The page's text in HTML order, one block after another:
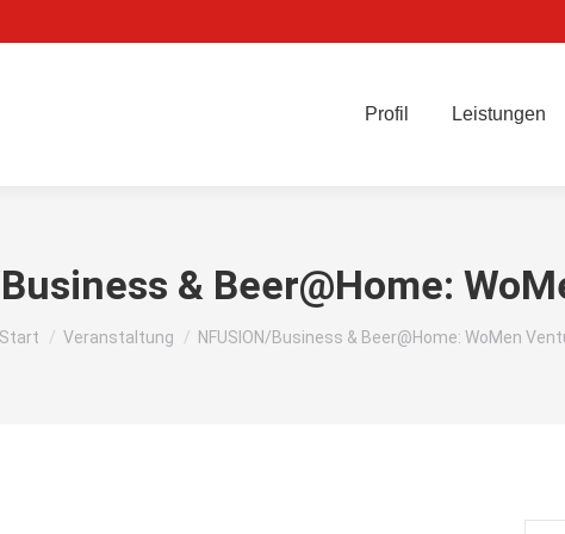
Profil Leistungen
& Beer@Home:
Sie befinden sich hier:
Start Veranstaltung NFUSION/Business & Beer@Home: WoMen